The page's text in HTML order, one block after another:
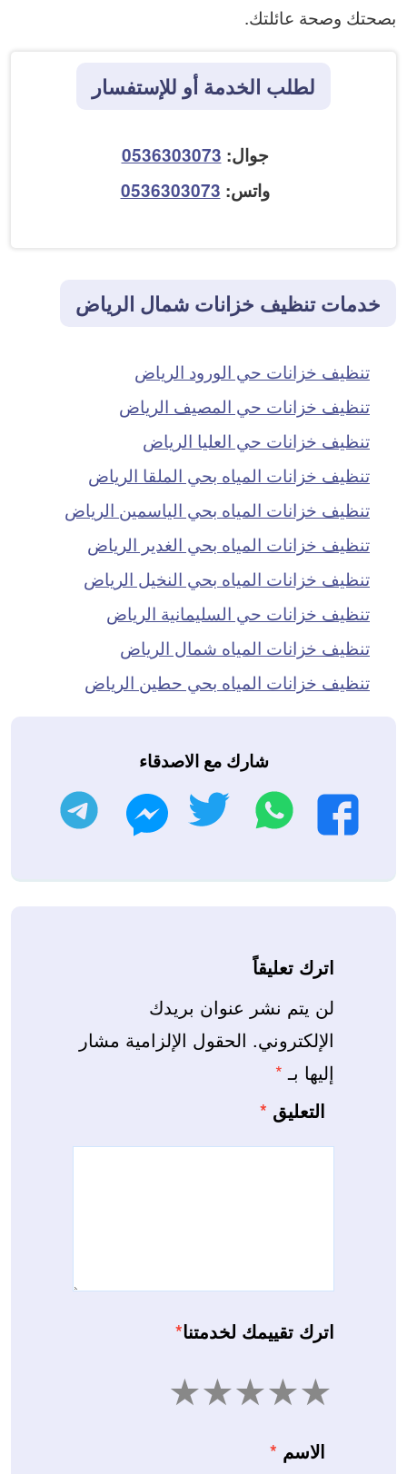
بصحتك وصحة عائلتك.
لطلب الخدمة أو للإستفسار
جوال: 0536303073
واتس: 0536303073
خدمات تنظيف خزانات شمال الرياض
تنظيف خزانات حي الورود الرياض
تنظيف خزانات حي المصيف الرياض
تنظيف خزانات حي العليا الرياض
تنظيف خزانات المياه بحي الملقا الرياض
تنظيف خزانات المياه بحي الياسمين الرياض
تنظيف خزانات المياه بحي الغدير الرياض
تنظيف خزانات المياه بحي النخيل الرياض
تنظيف خزانات حي السليمانية الرياض
تنظيف خزانات المياه شمال الرياض
تنظيف خزانات المياه بحي حطين الرياض
شارك مع الاصدقاء
فيسبوك
واتساب تويتر ماسنجر
اترك تعليقاً
لن يتم نشر عنوان بريدك
الإلكتروني. الحقول الإلزامية مشار
إليها بـ *
التعليق *
اترك تقييمك لخدمتنا*
4 3 2 1
الاسم *